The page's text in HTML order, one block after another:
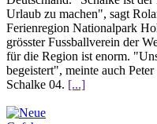
Urlaub zu machen", sagt
Ferienregion Nationalpark
grösster Fussballverein der
für die Region ist enorm.
begeistert", meinte auch
Schalke 04. [...]